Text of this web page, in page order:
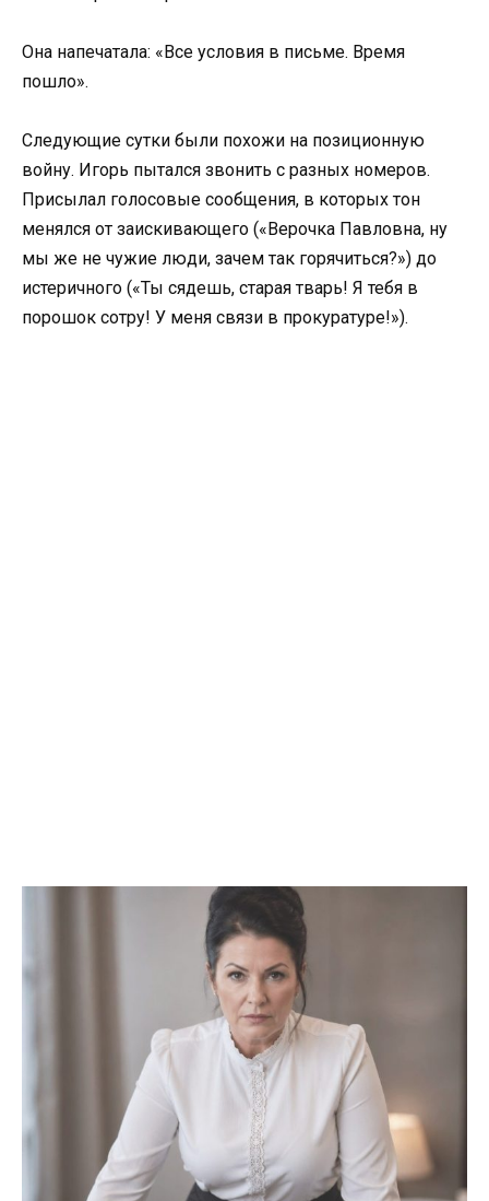
Она напечатала: «Все условия в письме. Время
пошло».
Следующие сутки были похожи на позиционную
войну. Игорь пытался звонить с разных номеров.
Присылал голосовые сообщения, в которых тон
менялся от заискивающего («Верочка Павловна, ну
мы же не чужие люди, зачем так горячиться?») до
истеричного («Ты сядешь, старая тварь! Я тебя в
порошок сотру! У меня связи в прокуратуре!»).